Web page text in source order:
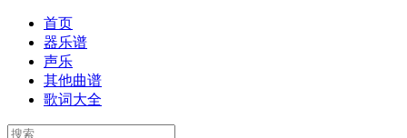
首页
器乐谱
声乐
其他曲谱
歌词大全